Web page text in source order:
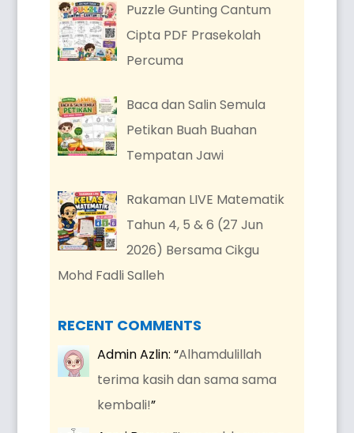
Puzzle Gunting Cantum
Cipta PDF Prasekolah
Percuma
Baca dan Salin Semula
Petikan Buah Buahan
Tempatan Jawi
Rakaman LIVE Matematik
Tahun 4, 5 & 6 (27 Jun
2026) Bersama Cikgu
Mohd Fadli Salleh
RECENT COMMENTS
Admin Azlin: “Alhamdulillah
terima kasih dan sama sama
kembali!”